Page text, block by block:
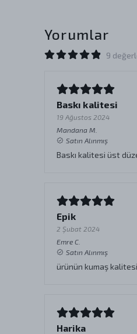
Yorumlar
9
Baskı kalitesi
19 Ağustos 2024
Mandana M.
Satın Alınmış
Baskı kalitesi üst
Epik
2 Şubat 2024
Emre C.
Satın Alınmış
ürünün kumaş
Harika